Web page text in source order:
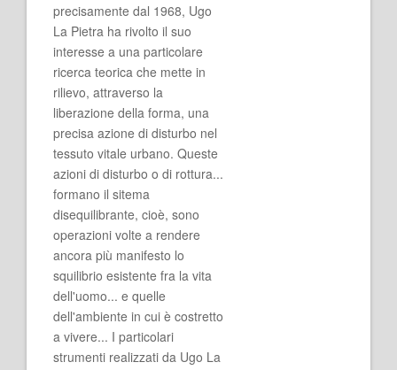
precisamente dal 1968, Ugo
La Pietra ha rivolto il suo
interesse a una particolare
ricerca teorica che mette in
rilievo, attraverso la
liberazione della forma, una
precisa azione di disturbo nel
tessuto vitale urbano. Queste
azioni di disturbo o di rottura...
formano il sitema
disequilibrante, cioè, sono
operazioni volte a rendere
ancora più manifesto lo
squilibrio esistente fra la vita
dell'uomo... e quelle
dell'ambiente in cui è costretto
a vivere... I particolari
strumenti realizzati da Ugo La